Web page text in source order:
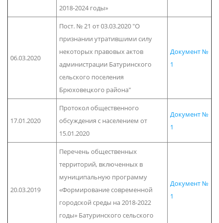
2018-2024 годы»
06.03.2020
Пост. № 21 от 03.03.2020 "О
признании утратившими силу
некоторых правовых актов
администрации Батуринского
сельского поселения
Брюховецкого района"
Документ №
1
17.01.2020
Протокол общественного
обсуждения с населением от
15.01.2020
Документ №
1
20.03.2019
Перечень общественных
территорий, включенных в
муниципальную программу
«Формирование современной
городской среды на 2018-2022
годы» Батуринского сельского
Документ №
1